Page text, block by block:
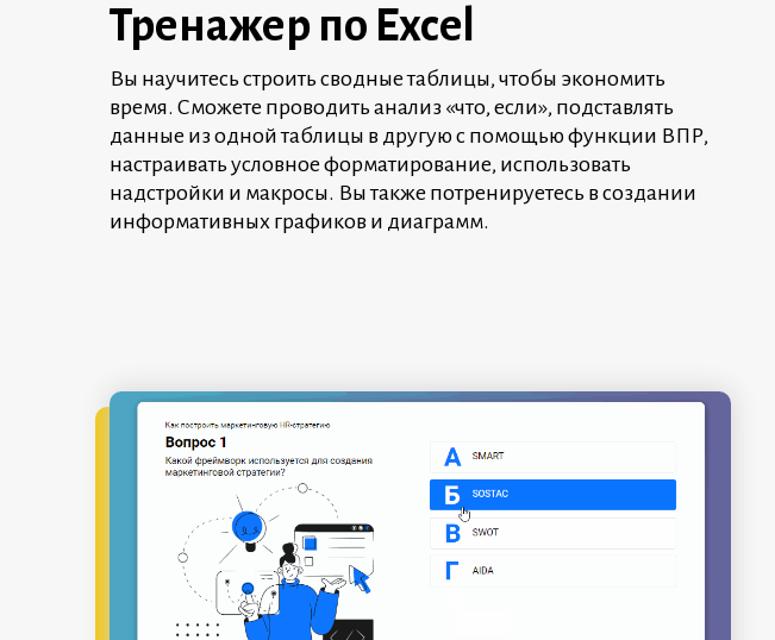
Тренажер по Excel
Вы научитесь строить сводные таблицы, чтобы экономить
время. Сможете проводить анализ «что, если», подставлять
данные из одной таблицы в другую с помощью функции ВПР,
настраивать условное форматирование, использовать
надстройки и макросы. Вы также потренируетесь в создании
информативных графиков и диаграмм.